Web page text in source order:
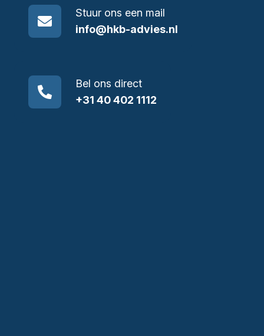
Stuur ons een mail
info@hkb-advies.nl
Bel ons direct
+31 40 402 1112